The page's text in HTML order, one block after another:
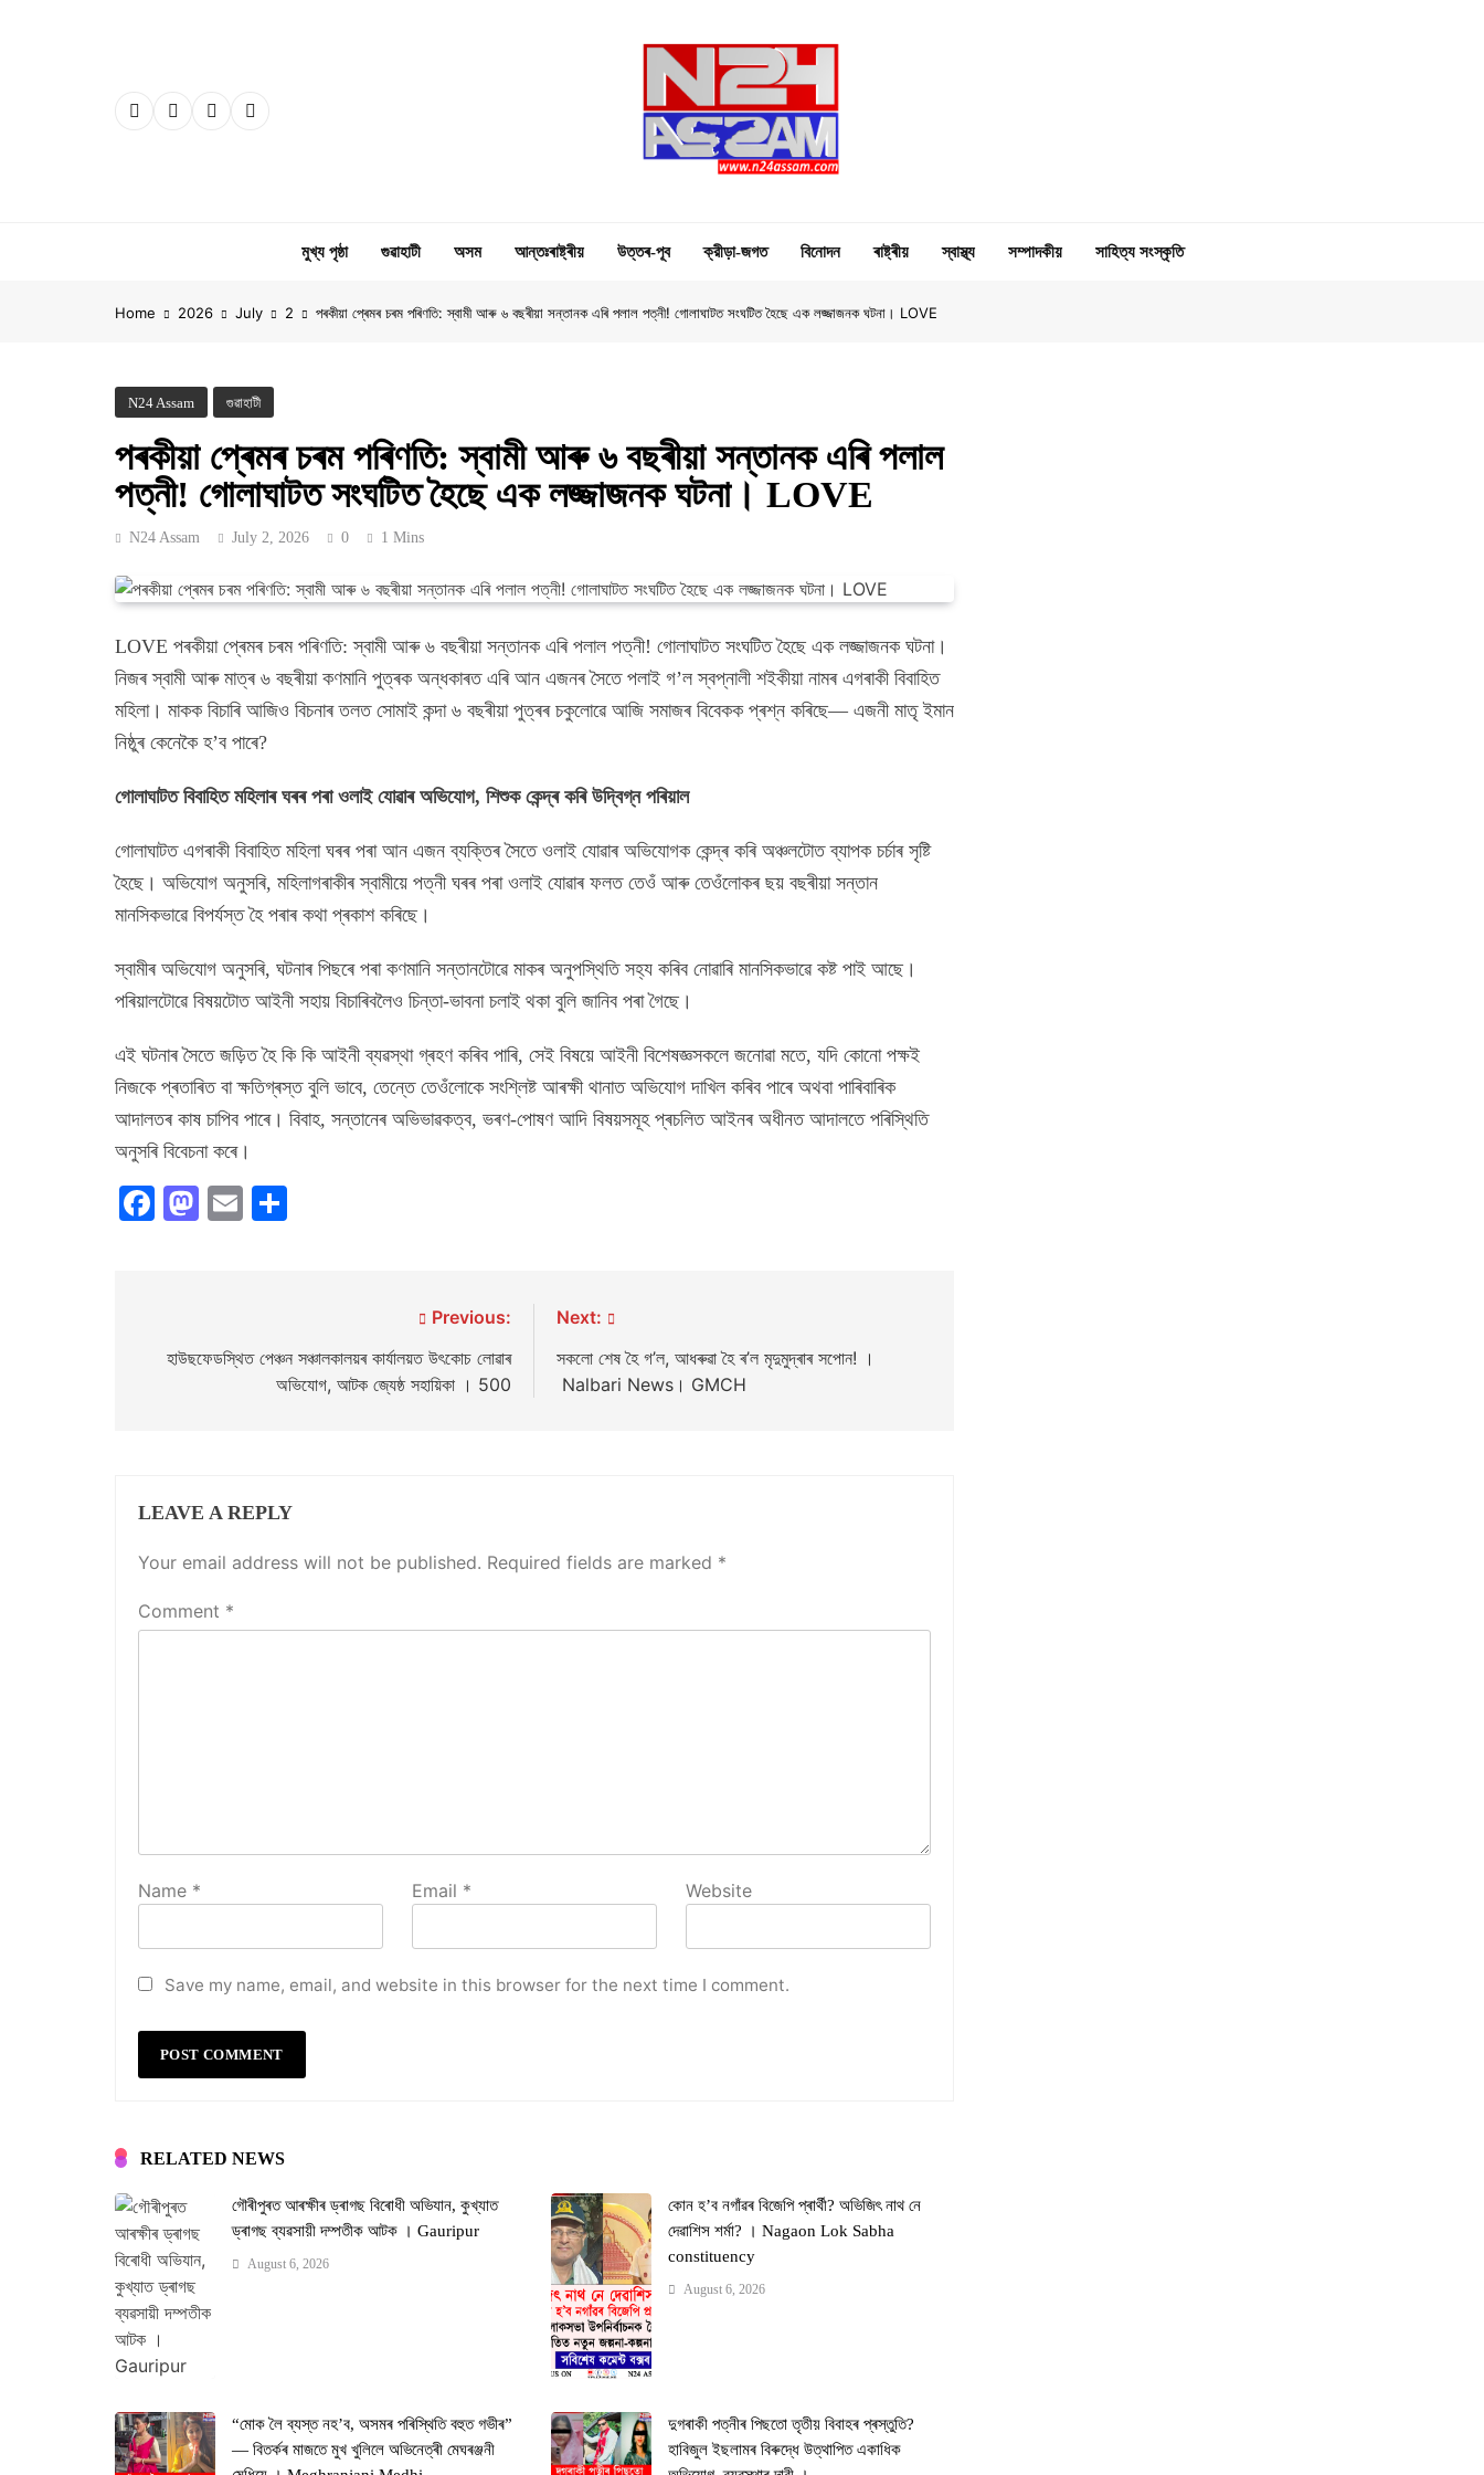
মুখ্য পৃষ্ঠা গুৱাহাটী অসম আন্তঃৰাষ্ট্ৰীয় উত্তৰ-পূব ক্রীড়া-জগত বিনোদন ৰাষ্ট্ৰীয় স্বাস্থ্য সম্পাদকীয় সাহিত্য সংস্কৃতি
Home 2026 July 2 পৰকীয়া প্ৰেমৰ চৰম পৰিণতি: স্বামী আৰু ৬ বছৰীয়া সন্তানক এৰি পলাল পত্নী!​ গোলাঘাটত সংঘটিত হৈছে এক লজ্জাজনক ঘটনা। LOVE
N24 Assam গুৱাহাটী
পৰকীয়া প্ৰেমৰ চৰম পৰিণতি: স্বামী আৰু ৬ বছৰীয়া সন্তানক এৰি পলাল
পত্নী!​ গোলাঘাটত সংঘটিত হৈছে এক লজ্জাজনক ঘটনা। LOVE
N24 Assam July 2, 2026 0 1 Mins
LOVE পৰকীয়া প্ৰেমৰ চৰম পৰিণতি: স্বামী আৰু ৬ বছৰীয়া সন্তানক এৰি পলাল পত্নী!​ গোলাঘাটত সংঘটিত হৈছে এক লজ্জাজনক ঘটনা।
নিজৰ স্বামী আৰু মাত্ৰ ৬ বছৰীয়া কণমানি পুত্ৰক অন্ধকাৰত এৰি আন এজনৰ সৈতে পলাই গ’ল স্বপ্নালী শইকীয়া নামৰ এগৰাকী বিবাহিত
মহিলা। মাকক বিচাৰি আজিও বিচনাৰ তলত সোমাই কন্দা ৬ বছৰীয়া পুত্ৰৰ চকুলোৱে আজি সমাজৰ বিবেকক প্ৰশ্ন কৰিছে— এজনী মাতৃ ইমান
নিষ্ঠুৰ কেনেকৈ হ’ব পাৰে?
গোলাঘাটত বিবাহিত মহিলাৰ ঘৰৰ পৰা ওলাই যোৱাৰ অভিযোগ, শিশুক কেন্দ্ৰ কৰি উদ্বিগ্ন পৰিয়াল
গোলাঘাটত এগৰাকী বিবাহিত মহিলা ঘৰৰ পৰা আন এজন ব্যক্তিৰ সৈতে ওলাই যোৱাৰ অভিযোগক কেন্দ্ৰ কৰি অঞ্চলটোত ব্যাপক চর্চাৰ সৃষ্টি
হৈছে। অভিযোগ অনুসৰি, মহিলাগৰাকীৰ স্বামীয়ে পত্নী ঘৰৰ পৰা ওলাই যোৱাৰ ফলত তেওঁ আৰু তেওঁলোকৰ ছয় বছৰীয়া সন্তান
মানসিকভাৱে বিপৰ্যস্ত হৈ পৰাৰ কথা প্ৰকাশ কৰিছে।
স্বামীৰ অভিযোগ অনুসৰি, ঘটনাৰ পিছৰে পৰা কণমানি সন্তানটোৱে মাকৰ অনুপস্থিতি সহ্য কৰিব নোৱাৰি মানসিকভাৱে কষ্ট পাই আছে।
পৰিয়ালটোৱে বিষয়টোত আইনী সহায় বিচাৰিবলৈও চিন্তা-ভাবনা চলাই থকা বুলি জানিব পৰা গৈছে।
এই ঘটনাৰ সৈতে জড়িত হৈ কি কি আইনী ব্যৱস্থা গ্ৰহণ কৰিব পাৰি, সেই বিষয়ে আইনী বিশেষজ্ঞসকলে জনোৱা মতে, যদি কোনো পক্ষই
নিজকে প্ৰতাৰিত বা ক্ষতিগ্ৰস্ত বুলি ভাবে, তেন্তে তেওঁলোকে সংশ্লিষ্ট আৰক্ষী থানাত অভিযোগ দাখিল কৰিব পাৰে অথবা পাৰিবাৰিক
আদালতৰ কাষ চাপিব পাৰে। বিবাহ, সন্তানেৰ অভিভাৱকত্ব, ভৰণ-পোষণ আদি বিষয়সমূহ প্ৰচলিত আইনৰ অধীনত আদালতে পৰিস্থিতি
অনুসৰি বিবেচনা কৰে।
Facebook
Mastodon
Email
navigation
Previous:
হাউছফেডস্থিত পেঞ্চন সঞ্চালকালয়ৰ কাৰ্যালয়ত উৎকোচ লোৱাৰ
অভিযোগ, আটক জ্যেষ্ঠ সহায়িকা । 500
Next:
সকলো শেষ হৈ গ’ল, আধৰুৱা হৈ ৰ’ল মৃদুমুদ্ৰাৰ সপোন! ।
Nalbari News। GMCH
LEAVE A REPLY
Your email address will not be published. Required fields are marked *
Comment *
Name * Email * Website
Save my name, email, and website in this browser for the next time I comment.
RELATED NEWS
গৌৰীপুৰত আৰক্ষীৰ ড্ৰাগছ বিৰোধী অভিযান, কুখ্যাত
ড্ৰাগছ ব্যৱসায়ী দম্পতীক আটক । Gauripur
August 6, 2026
কোন হ’ব নগাঁৱৰ বিজেপি প্ৰাৰ্থী? অভিজিৎ নাথ নে
দেৱাশিস শৰ্মা? । Nagaon Lok Sabha
constituency
August 6, 2026
“মোক লৈ ব্যস্ত নহ’ব, অসমৰ পৰিস্থিতি বহুত গভীৰ”
— বিতৰ্কৰ মাজতে মুখ খুলিলে অভিনেত্ৰী মেঘৰঞ্জনী
দুগৰাকী পত্নীৰ পিছতো তৃতীয় বিবাহৰ প্ৰস্তুতি?
হাবিজুল ইছলামৰ বিৰুদ্ধে উত্থাপিত একাধিক